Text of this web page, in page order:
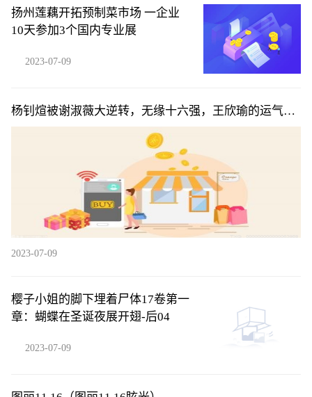
扬州莲藕开拓预制菜市场 一企业
10天参加3个国内专业展
2023-07-09
杨钊煊被谢淑薇大逆转，无缘十六强，王欣瑜的运气真
不错
2023-07-09
樱子小姐的脚下埋着尸体17卷第一
章：蝴蝶在圣诞夜展开翅-后04
2023-07-09